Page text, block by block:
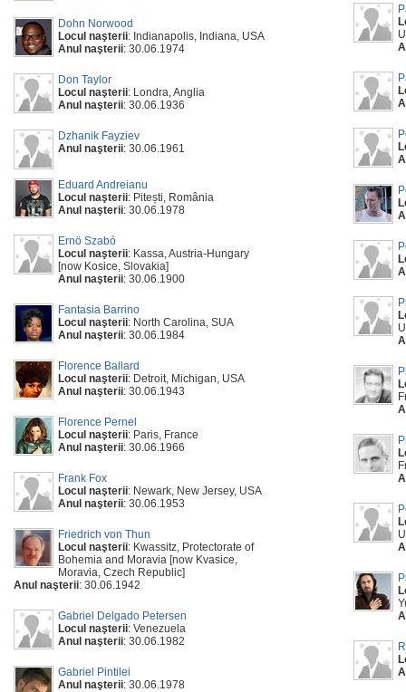
Dohn Norwood
Locul naşterii: Indianapolis, Indiana, USA
Anul naşterii: 30.06.1974
Don Taylor
Locul naşterii: Londra, Anglia
Anul naşterii: 30.06.1936
Dzhanik Fayziev
Anul naşterii: 30.06.1961
Eduard Andreianu
Locul naşterii: Pitești, România
Anul naşterii: 30.06.1978
Ernö Szabó
Locul naşterii: Kassa, Austria-Hungary
[now Kosice, Slovakia]
Anul naşterii: 30.06.1900
Fantasia Barrino
Locul naşterii: North Carolina, SUA
Anul naşterii: 30.06.1984
Florence Ballard
Locul naşterii: Detroit, Michigan, USA
Anul naşterii: 30.06.1943
Florence Pernel
Locul naşterii: Paris, France
Anul naşterii: 30.06.1966
Frank Fox
Locul naşterii: Newark, New Jersey, USA
Anul naşterii: 30.06.1953
Friedrich von Thun
Locul naşterii: Kwassitz, Protectorate of
Bohemia and Moravia [now Kvasice,
Moravia, Czech Republic]
Anul naşterii: 30.06.1942
Gabriel Delgado Petersen
Locul naşterii: Venezuela
Anul naşterii: 30.06.1982
Gabriel Pintilei
Anul naşterii: 30.06.1978